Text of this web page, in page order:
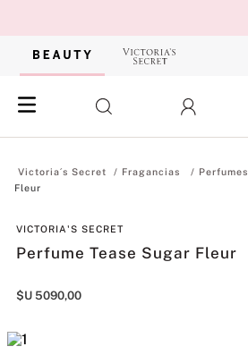
Fragancias Perfumes
Fleur
VICTORIA'S SECRET
Perfume Tease Sugar Fleur
$U 5090,00